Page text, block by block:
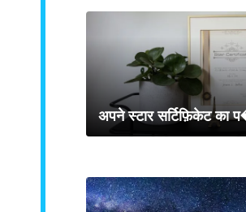
अपने स्टार सर्टिफ़िकेट का